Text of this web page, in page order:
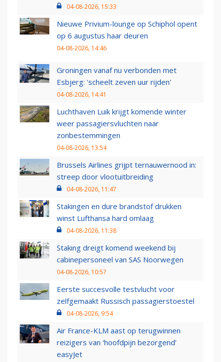
04-08-2026, 15:33
Nieuwe Privium-lounge op Schiphol opent
op 6 augustus haar deuren
04-08-2026, 14:46
Groningen vanaf nu verbonden met
Esbjerg: 'scheelt zeven uur rijden'
04-08-2026, 14:41
Luchthaven Luik krijgt komende winter
weer passagiersvluchten naar
zonbestemmingen
04-08-2026, 13:54
Brussels Airlines grijpt ternauwernood in:
streep door vlootuitbreiding
04-08-2026, 11:47
Stakingen en dure brandstof drukken
winst Lufthansa hard omlaag
04-08-2026, 11:38
Staking dreigt komend weekend bij
cabinepersoneel van SAS Noorwegen
04-08-2026, 10:57
Eerste succesvolle testvlucht voor
zelfgemaakt Russisch passagierstoestel
04-08-2026, 9:54
Air France-KLM aast op terugwinnen
reizigers van ‘hoofdpijn bezorgend’
easyJet